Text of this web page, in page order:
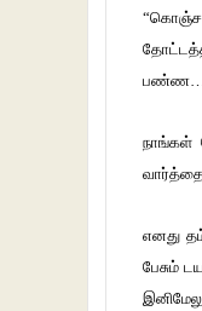
“கொஞ்ச
நாங்கள்
எனது
பேசும்